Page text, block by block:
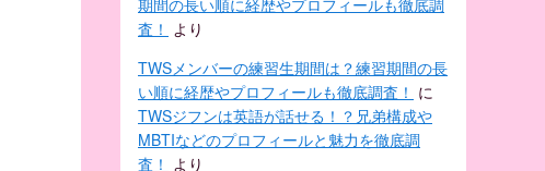
期間の長い順に経歴やプロフィールも徹底調
査！ より
TWSメンバーの練習生期間は？練習期間の長
い順に経歴やプロフィールも徹底調査！ に
TWSジフンは英語が話せる！？兄弟構成や
MBTIなどのプロフィールと魅力を徹底調
査！ より